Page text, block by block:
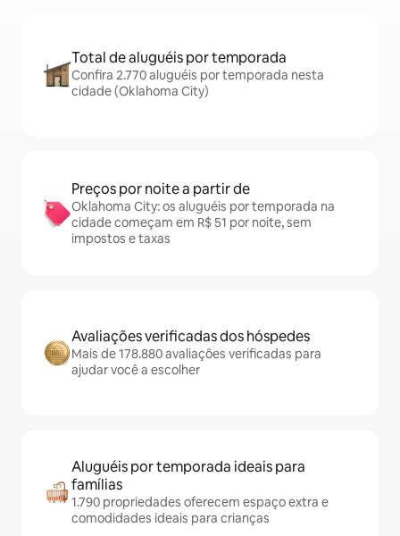
Total de aluguéis por temporada
Confira 2.770 aluguéis por temporada nesta
cidade (Oklahoma City)
Preços por noite a partir de
Oklahoma City: os aluguéis por temporada na
cidade começam em R$ 51 por noite, sem
impostos e taxas
Avaliações verificadas dos hóspedes
Mais de 178.880 avaliações verificadas para
ajudar você a escolher
Aluguéis por temporada ideais para
famílias
1.790 propriedades oferecem espaço extra e
comodidades ideais para crianças